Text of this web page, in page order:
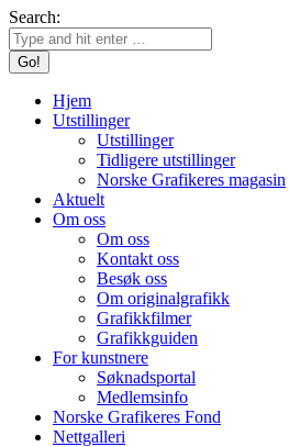
Search:
Hjem
Utstillinger
Utstillinger
Tidligere utstillinger
Norske Grafikeres magasin
Aktuelt
Om oss
Om oss
Kontakt oss
Besøk oss
Om originalgrafikk
Grafikkfilmer
Grafikkguiden
For kunstnere
Søknadsportal
Medlemsinfo
Norske Grafikeres Fond
Nettgalleri